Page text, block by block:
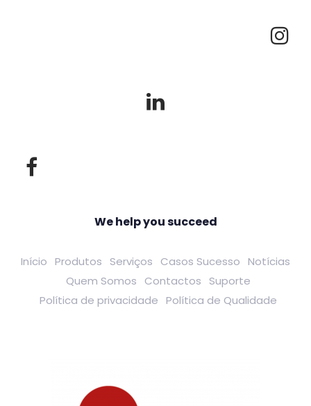
We help you succeed
Início Produtos Serviços Casos Sucesso Notícias
Quem Somos
Contactos
Suporte
Política de privacidade Política de Qualidade